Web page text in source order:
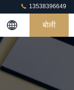
13538396649
बोली